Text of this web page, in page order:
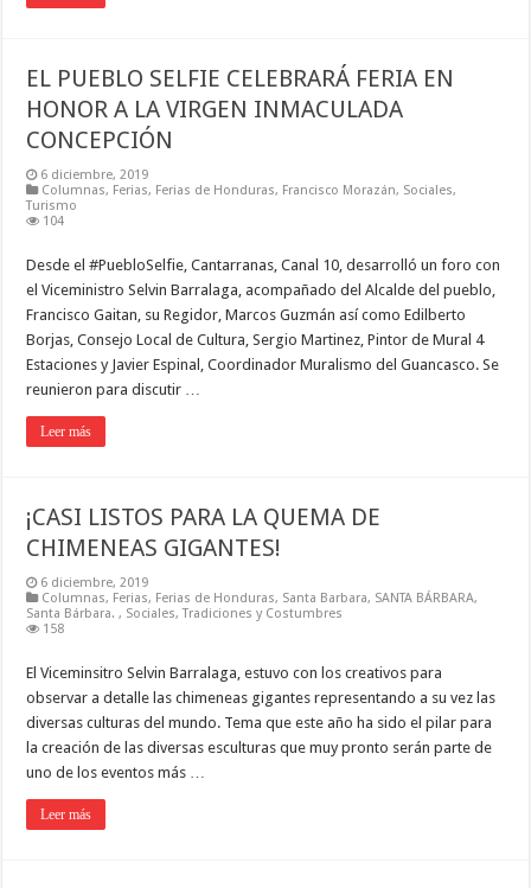
EL PUEBLO SELFIE CELEBRARÁ FERIA EN
HONOR A LA VIRGEN INMACULADA
CONCEPCIÓN
6 diciembre, 2019
Columnas, Ferias, Ferias de Honduras, Francisco Morazán, Sociales,
Turismo
104
Desde el #PuebloSelfie, Cantarranas, Canal 10, desarrolló un foro con
el Viceministro Selvin Barralaga, acompañado del Alcalde del pueblo,
Francisco Gaitan, su Regidor, Marcos Guzmán así como Edilberto
Borjas, Consejo Local de Cultura, Sergio Martinez, Pintor de Mural 4
Estaciones y Javier Espinal, Coordinador Muralismo del Guancasco. Se
reunieron para discutir …
Leer más
¡CASI LISTOS PARA LA QUEMA DE
CHIMENEAS GIGANTES!
6 diciembre, 2019
Columnas, Ferias, Ferias de Honduras, Santa Barbara, SANTA BÁRBARA,
Santa Bárbara. , Sociales,Tradiciones y Costumbres
158
El Viceminsitro Selvin Barralaga, estuvo con los creativos para
observar a detalle las chimeneas gigantes representando a su vez las
diversas culturas del mundo. Tema que este año ha sido el pilar para
la creación de las diversas esculturas que muy pronto serán parte de
uno de los eventos más …
Leer más